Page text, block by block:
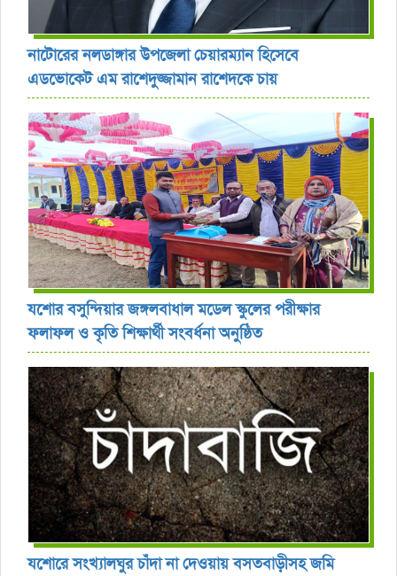
নাটোরের নলডাঙ্গার উপজেলা চেয়ারম্যান হিসেবে
এডভোকেট এম রাশেদুজ্জামান রাশেদকে চায়
যশোর বসুন্দিয়ার জঙ্গলবাধাল মডেল স্কুলের পরীক্ষার
ফলাফল ও কৃতি শিক্ষার্থী সংবর্ধনা অনুষ্ঠিত
যশোরে সংখ্যালঘুর চাঁদা না দেওয়ায় বসতবাড়ীসহ জমি